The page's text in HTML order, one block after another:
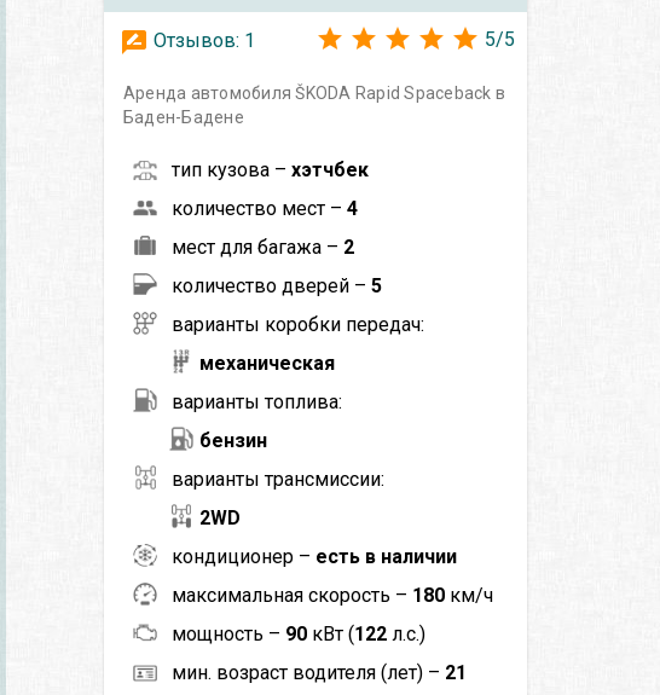
Отзывов: 1 5/5
Аренда автомобиля ŠKODA Rapid Spaceback в
Баден-Бадене
тип кузова – хэтчбек
количество мест – 4
мест для багажа – 2
количество дверей – 5
варианты коробки передач:
механическая
варианты топлива:
бензин
варианты трансмиссии:
2WD
кондиционер – есть в наличии
максимальная скорость – 180 км/ч
мощность – 90 кВт (122л.с.)
мин. возраст водителя (лет) – 21